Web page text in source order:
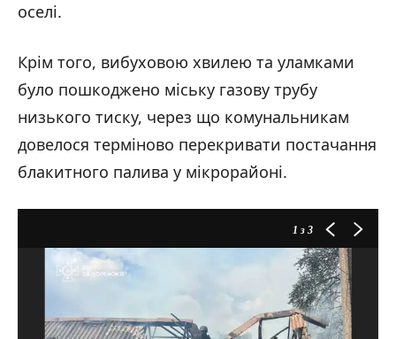
оселі.
Крім того, вибуховою хвилею та уламками
було пошкоджено міську газову трубу
низького тиску, через що комунальникам
довелося терміново перекривати постачання
блакитного палива у мікрорайоні.
1 з 3